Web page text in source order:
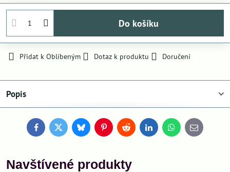
Do košíku
Přidat k Oblíbeným Dotaz k produktu Doručení
Popis
FacebookTwitterBlueskyPinterestReddit LinkedInWhatsApp
E-
mail
Navštívené produkty